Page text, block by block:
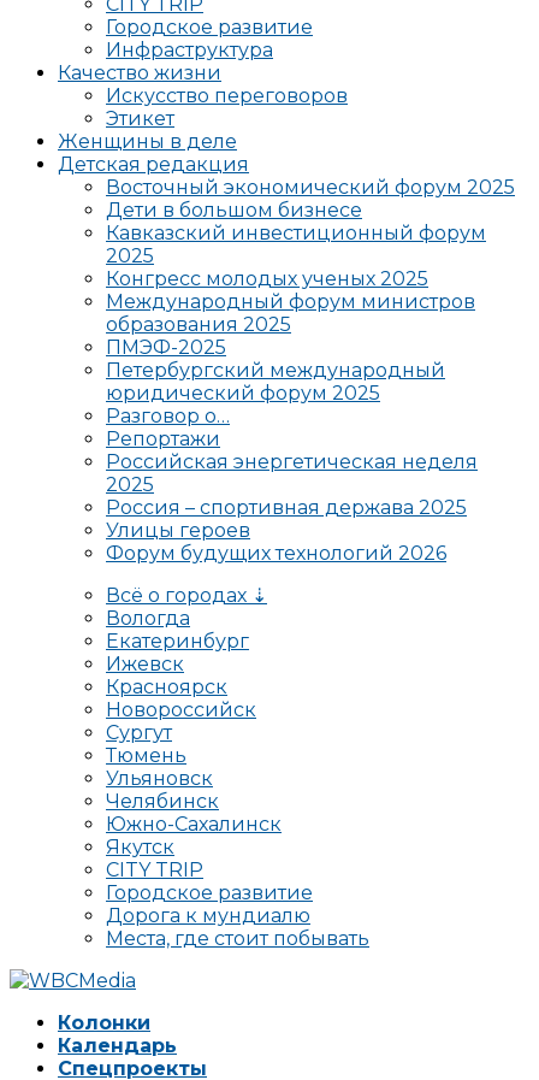
Городское развитие
Инфраструктура
Качество жизни
Искусство переговоров
Этикет
Женщины в деле
Детская редакция
Восточный экономический форум 2025
Дети в большом бизнесе
Кавказский инвестиционный форум
2025
Конгресс молодых ученых 2025
Международный форум министров
образования 2025
ПМЭФ-2025
Петербургский международный
юридический форум 2025
Разговор о…
Репортажи
Российская энергетическая неделя
2025
Россия – спортивная держава 2025
Улицы героев
Форум будущих технологий 2026
Всё о городах ⇣
Вологда
Екатеринбург
Ижевск
Красноярск
Новороссийск
Сургут
Тюмень
Ульяновск
Челябинск
Южно-Сахалинск
Якутск
CITY TRIP
Городское развитие
Дорога к мундиалю
Места, где стоит побывать
Колонки
Календарь
Спецпроекты